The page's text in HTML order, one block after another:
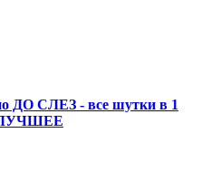
ДО СЛЕЗ - все шутки в 1
ЛУЧШЕЕ